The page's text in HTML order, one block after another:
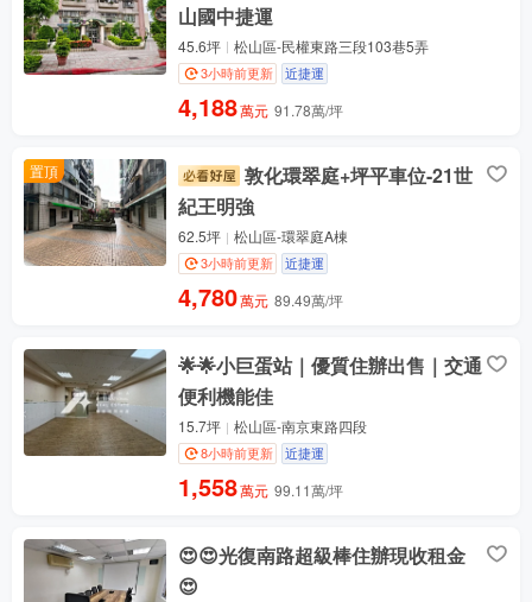
山國中捷運
45.6坪 松山區-民權東路三段103巷5弄
3小時前更新 近捷運
4,188萬元 91.78萬/坪
置頂
敦化環翠庭+坪平車位-21世
紀王明強
62.5坪 松山區-環翠庭A棟
3小時前更新 近捷運
4,780萬元 89.49萬/坪
🌟🌟小巨蛋站｜優質住辦出售｜交通
便利機能佳
15.7坪 松山區-南京東路四段
8小時前更新 近捷運
1,558萬元 99.11萬/坪
😍😍光復南路超級棒住辦現收租金
😍